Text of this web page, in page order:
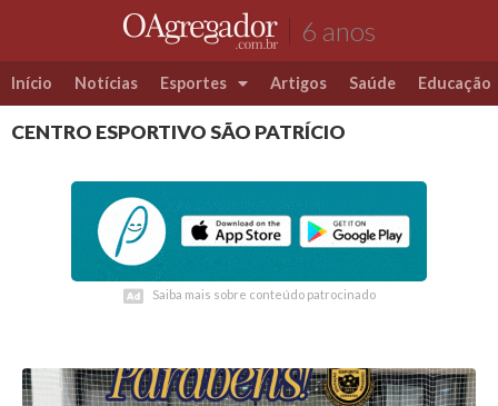
6 anos
Início Notícias Esportes
Futebol Coluna Esportiva Valério Luiz
Artigos Saúde Educação
CENTRO ESPORTIVO SÃO PATRÍCIO
Saiba mais sobre conteúdo patrocinado
Saiba mais sobre conteúdo patrocinado